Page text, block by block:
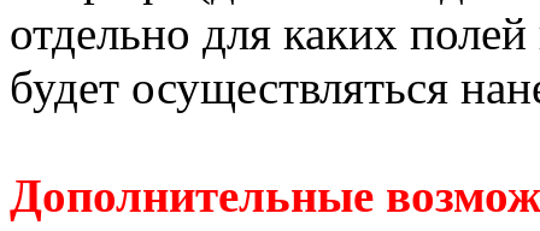
отдельно для каких
будет осуществляться
Дополнительные